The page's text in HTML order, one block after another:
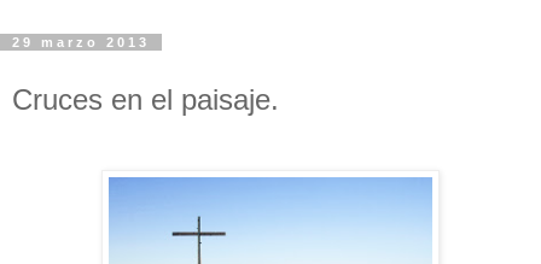
29 marzo 2013
Cruces en el paisaje.